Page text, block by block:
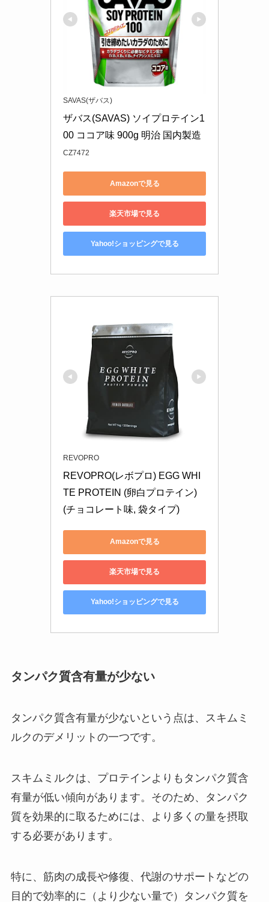
SAVAS(ザバス)
ザバス(SAVAS) ソイプロテイン1
00 ココア味 900g 明治 国内製造
CZ7472
Amazonで見る
楽天市場で見る
Yahoo!ショッピングで見る
REVOPRO
REVOPRO(レボプロ) EGG WHI
TE PROTEIN (卵白プロテイン)
(チョコレート味, 袋タイプ)
Amazonで見る
楽天市場で見る
Yahoo!ショッピングで見る
タンパク質含有量が少ない
タンパク質含有量が少ないという点は、スキムミ
ルクのデメリットの一つです。
スキムミルクは、プロテインよりもタンパク質含
有量が低い傾向があります。そのため、タンパク
質を効果的に取るためには、より多くの量を摂取
する必要があります。
特に、筋肉の成長や修復、代謝のサポートなどの
目的で効率的に（より少ない量で）タンパク質を